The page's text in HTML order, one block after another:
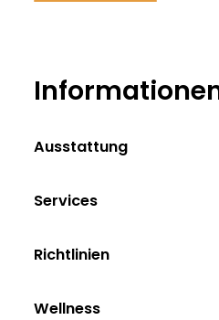
Ausstattung
Services
Richtlinien
Wellness